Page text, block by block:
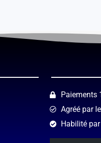
Paiements
Agréé par
Habilité